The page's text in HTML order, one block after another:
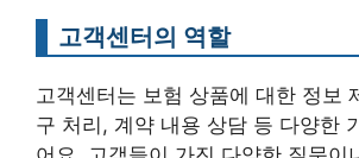
고객센터의 역할
고객센터는 보험 상품에 대한 정보
구 처리, 계약 내용 상담 등 다양한